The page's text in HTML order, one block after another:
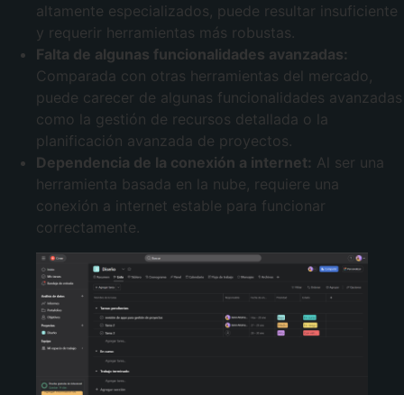
altamente especializados, puede resultar insuficiente
y requerir herramientas más robustas.
Falta de algunas funcionalidades avanzadas:
Comparada con otras herramientas del mercado,
puede carecer de algunas funcionalidades avanzadas
como la gestión de recursos detallada o la
planificación avanzada de proyectos.
Dependencia de la conexión a internet: Al ser una
herramienta basada en la nube, requiere una
conexión a internet estable para funcionar
correctamente.